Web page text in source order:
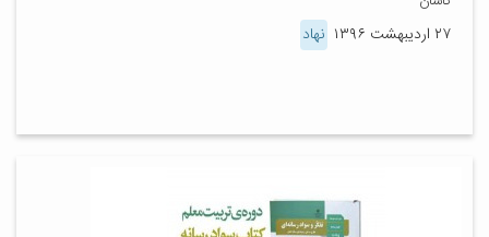
۲۷ اردیبهشت ۱۳۹۶ نهاد